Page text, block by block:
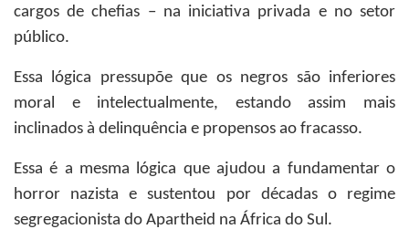
cargos de chefias – na iniciativa privada e no setor
público.
Essa lógica pressupõe que os negros são inferiores
moral e intelectualmente, estando assim mais
inclinados à delinquência e propensos ao fracasso.
Essa é a mesma lógica que ajudou a fundamentar o
horror nazista e sustentou por décadas o regime
segregacionista do Apartheid na África do Sul.